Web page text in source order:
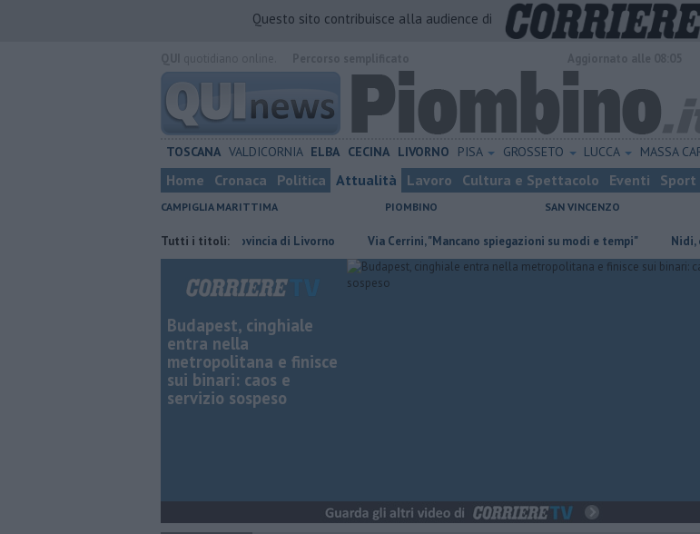
Questo sito contribuisce alla audience di
TOSCANA VALDICORNIA ELBA CECINA LIVORNO PISA GROSSETO LUCCA MASSA
Home Cronaca Politica Attualità Lavoro Cultura e Spettacolo Eventi Sport
CAMPIGLIA MARITTIMA PIOMBINO SAN VINCENZO
Tutti i titoli:
​Tutte le offerte di lavoro in provincia di Livorno Via Cerrini, "Mancano spiegazioni su modi e tempi" Nidi, ora le
Budapest, cinghiale
entra nella
metropolitana e finisce
sui binari: caos e
servizio sospeso